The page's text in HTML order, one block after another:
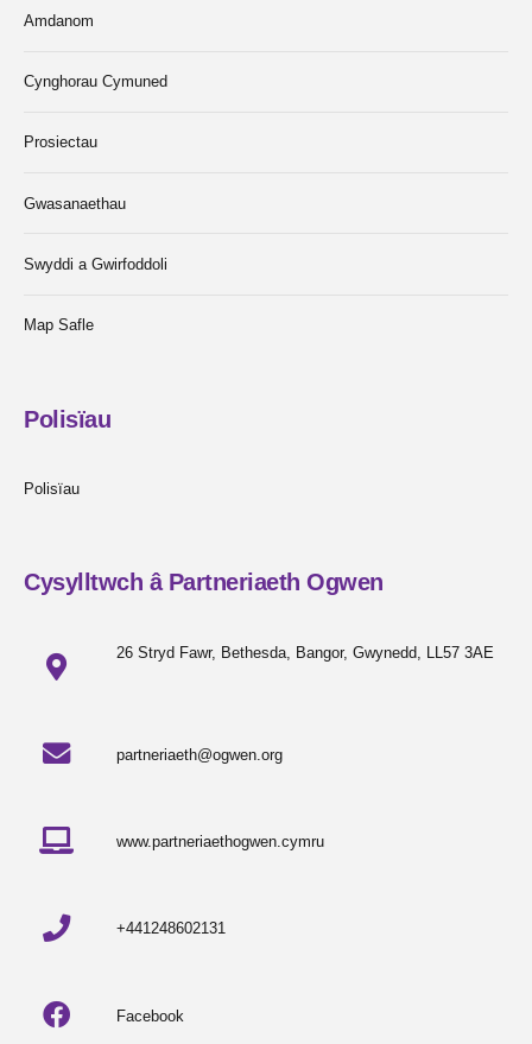
Amdanom
Cynghorau Cymuned
Prosiectau
Gwasanaethau
Swyddi a Gwirfoddoli
Map Safle
Polisïau
Polisïau
Cysylltwch â Partneriaeth Ogwen
26 Stryd Fawr, Bethesda, Bangor, Gwynedd, LL57 3AE
partneriaeth@ogwen.org
www.partneriaethogwen.cymru
+441248602131
Facebook